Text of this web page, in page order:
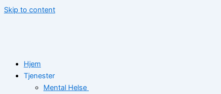
Skip to content
Hjem
Tjenester
Mental Helse